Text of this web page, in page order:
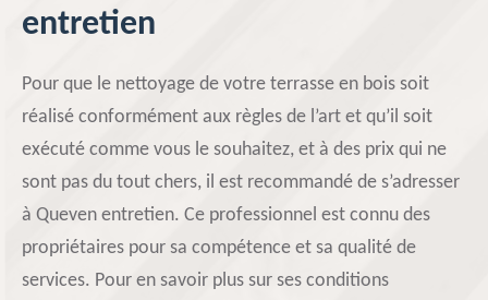
entretien
Pour que le nettoyage de votre terrasse en bois soit
réalisé conformément aux règles de l’art et qu’il soit
exécuté comme vous le souhaitez, et à des prix qui ne
sont pas du tout chers, il est recommandé de s’adresser
à Queven entretien. Ce professionnel est connu des
propriétaires pour sa compétence et sa qualité de
services. Pour en savoir plus sur ses conditions